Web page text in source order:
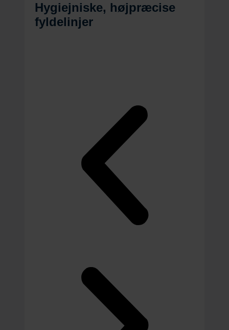
Hygiejniske, højpræcise
fyldelinjer